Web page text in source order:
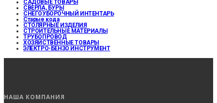
САДОВЫЕ ТОВАРЫ
СВЕРЛА, БУРЫ
СНЕГОУБОРОЧНЫЙ ИНТЕНТАРЬ
Старые кода
СТОЛЯРНЫЕ ИЗДЕЛИЯ
СТРОИТЕЛЬНЫЕ МАТЕРИАЛЫ
ТРУБОПРОВОД
ХОЗЯЙСТВЕННЫЕ ТОВАРЫ
ЭЛЕКТРО-БЕНЗО ИНСТРУМЕНТ
НАША КОМПАНИЯ